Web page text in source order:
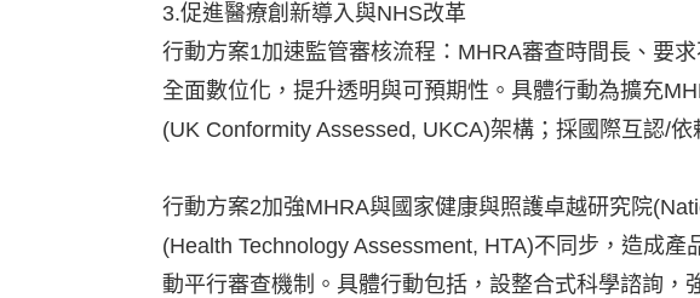
3.促進醫療創新導入與NHS改革
行動方案1加速監管審核流程：MHRA審查時間長、要
全面數位化，提升透明與可預期性。具體行動為擴充
(UK Conformity Assessed, UKCA)架構；採國際互認/
行動方案2加強MHRA與國家健康與照護卓越研究院
(Health Technology Assessment, HTA)不同步，造成
動平行審查機制。具體行動包括，設整合式科學諮詢